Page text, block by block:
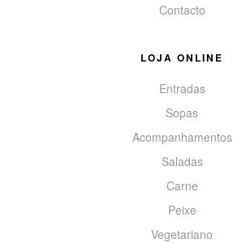
Contacto
LOJA ONLINE
Entradas
Sopas
Acompanhamentos
Saladas
Carne
Peixe
Vegetariano